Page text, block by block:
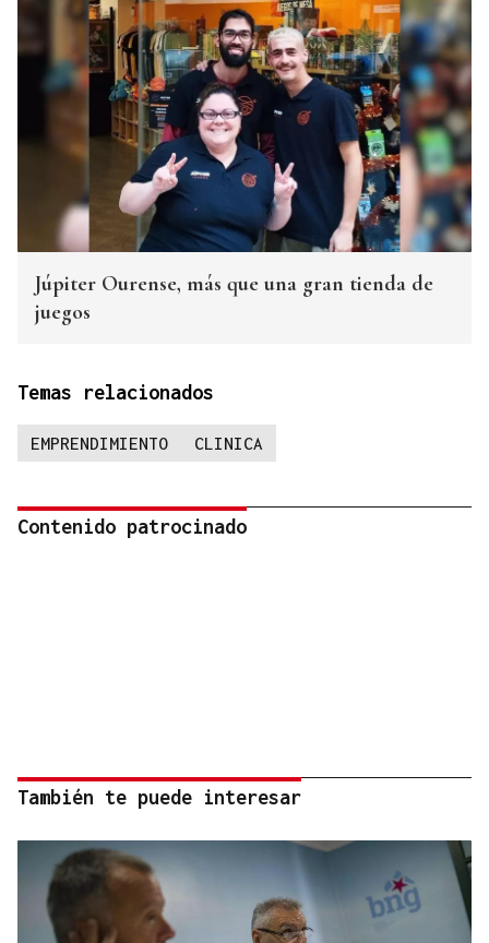
Júpiter Ourense, más que una gran tienda de
juegos
Temas relacionados
EMPRENDIMIENTO CLINICA
Contenido patrocinado
También te puede interesar